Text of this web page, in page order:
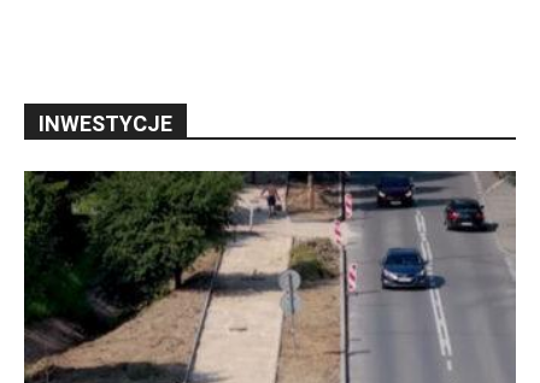
INWESTYCJE